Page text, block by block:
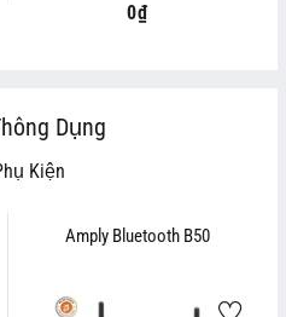
Regular
0₫
Dụng
Kiện
Amply Bluetooth B50